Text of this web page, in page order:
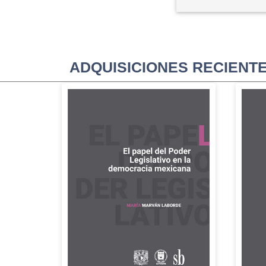
ADQUISICIONES